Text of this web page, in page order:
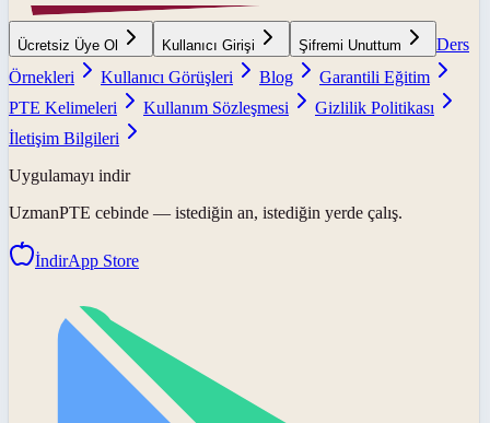
Ücretsiz Üye Ol Kullanıcı Girişi Şifremi Unuttum
Ders
Örnekleri
Kullanıcı Görüşleri Blog
Garantili Eğitim
PTE Kelimeleri
Kullanım Sözleşmesi
Gizlilik Politikası
İletişim Bilgileri
Uygulamayı indir
UzmanPTE cebinde — istediğin an, istediğin yerde çalış.
İndirApp Store